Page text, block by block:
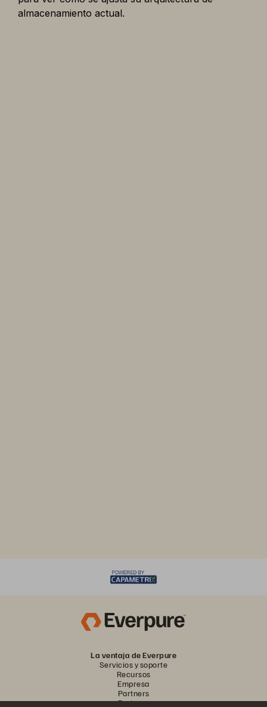
La ventaja de Everpure
Servicios y soporte
Recursos
Empresa
Partners
Partners